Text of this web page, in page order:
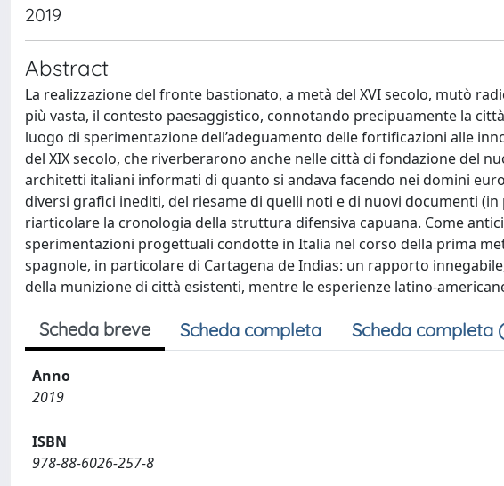
2019
Abstract
La realizzazione del fronte bastionato, a metà del XVI secolo, mutò
più vasta, il contesto paesaggistico, connotando precipuamente la
luogo di sperimentazione dell’adeguamento delle fortificazioni alle
del XIX secolo, che riverberarono anche nelle città di fondazione del
architetti italiani informati di quanto si andava facendo nei domini
diversi grafici inediti, del riesame di quelli noti e di nuovi documenti
riarticolare la cronologia della struttura difensiva capuana. Come
sperimentazioni progettuali condotte in Italia nel corso della prima
spagnole, in particolare di Cartagena de Indias: un rapporto
della munizione di città esistenti, mentre le esperienze latino-
Scheda breve Scheda completa Scheda completa
Anno
2019
ISBN
978-88-6026-257-8